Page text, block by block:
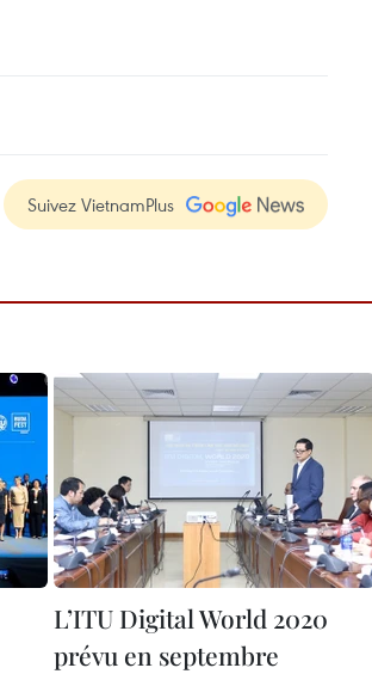
Suivez VietnamPlus
L’ITU Digital World 2020
prévu en septembre